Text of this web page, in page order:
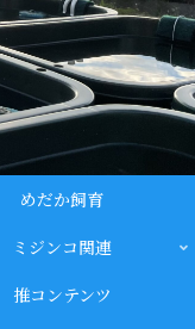
めだか飼育
ミジンコ関連
推コンテンツ